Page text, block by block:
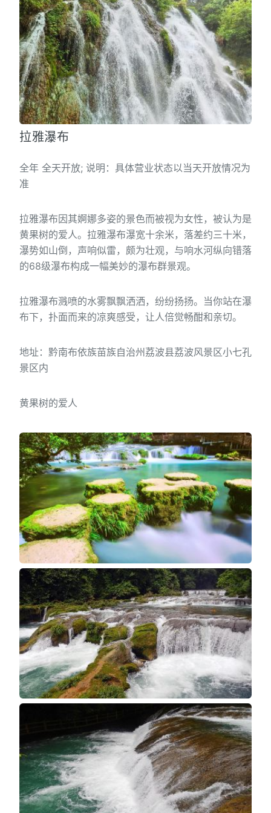
拉雅瀑布
全年 全天开放; 说明：具体营业状态以当天开放情况为
准
拉雅瀑布因其婀娜多姿的景色而被视为女性，被认为是
黄果树的爱人。拉雅瀑布瀑宽十余米，落差约三十米，
瀑势如山倒，声响似雷，颇为壮观，与响水河纵向错落
的68级瀑布构成一幅美妙的瀑布群景观。
拉雅瀑布溅喷的水雾飘飘洒洒，纷纷扬扬。当你站在瀑
布下，扑面而来的凉爽感受，让人倍觉畅酣和亲切。
地址：黔南布依族苗族自治州荔波县荔波风景区小七孔
景区内
黄果树的爱人